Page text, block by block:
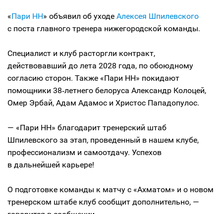
«Пари НН» объявил об уходе Алексея Шпилевского
с поста главного тренера нижегородской команды.
Специалист и клуб расторгли контракт,
действовавший до лета 2028 года, по обоюдному
согласию сторон. Также «Пари НН» покидают
помощники 38‑летнего белоруса Александр Колоцей,
Омер Эрбай, Адам Адамос и Христос Пападопулос.
— «Пари НН» благодарит тренерский штаб
Шпилевского за этап, проведенный в нашем клубе,
профессионализм и самоотдачу. Успехов
в дальнейшей карьере!
О подготовке команды к матчу с «Ахматом» и о новом
тренерском штабе клуб сообщит дополнительно, —